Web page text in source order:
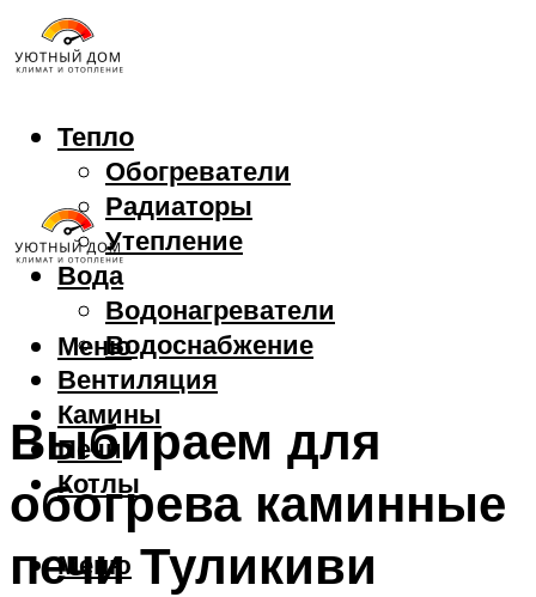
Тепло
Обогреватели
Радиаторы
Утепление
Вода
Водонагреватели
Водоснабжение
Вентиляция
Камины
Печи
Котлы
Меню
Меню
Выбираем для
обогрева каминные
печи Туликиви